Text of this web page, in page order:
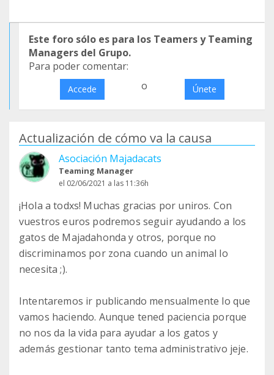
Este foro sólo es para los Teamers y Teaming
Managers del Grupo.
Para poder comentar:
Accede o Únete
Actualización de cómo va la causa
Asociación Majadacats
Teaming Manager
el 02/06/2021 a las 11:36h
¡Hola a todxs! Muchas gracias por uniros. Con
vuestros euros podremos seguir ayudando a los
gatos de Majadahonda y otros, porque no
discriminamos por zona cuando un animal lo
necesita ;).
Intentaremos ir publicando mensualmente lo que
vamos haciendo. Aunque tened paciencia porque
no nos da la vida para ayudar a los gatos y
además gestionar tanto tema administrativo jeje.